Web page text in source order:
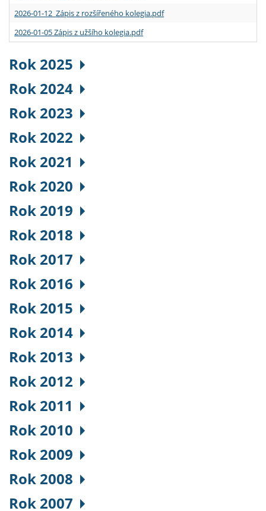
2026-01-12 Zápis z rozšířeného kolegia.pdf
2026-01-05 Zápis z užšího kolegia.pdf
Rok 2025
Rok 2024
Rok 2023
Rok 2022
Rok 2021
Rok 2020
Rok 2019
Rok 2018
Rok 2017
Rok 2016
Rok 2015
Rok 2014
Rok 2013
Rok 2012
Rok 2011
Rok 2010
Rok 2009
Rok 2008
Rok 2007